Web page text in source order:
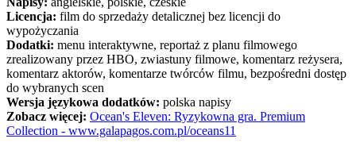
Licencja: film do sprzedaży detalicznej bez licencji do
wypożyczania
Dodatki: menu interaktywne, reportaż z planu filmowego
zrealizowany przez HBO, zwiastuny filmowe, komentarz reżysera,
komentarz aktorów, komentarze twórców filmu, bezpośredni dostęp
do wybranych scen
Wersja językowa dodatków: polska napisy
Zobacz więcej: Ocean's Eleven: Ryzykowna gra. Premium
Collection - www.galapagos.com.pl/oceans11